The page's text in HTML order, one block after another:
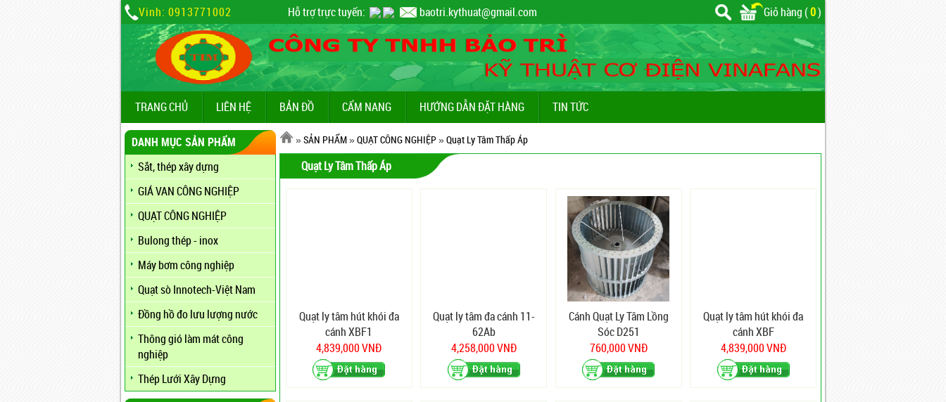
Vinh: 0913771002 Hỗ trợ trực tuyến: baotri.kythuat@gmail.com Giỏ hàng (0)
TRANG CHỦ LIÊN HỆ BẢN ĐỒ CẨM NANG HƯỚNG DẪN ĐẶT HÀNG TIN TỨC
DANH MỤC SẢN PHẨM
Sắt, thép xây dựng
GIÁ VAN CÔNG NGHIỆP
QUẠT CÔNG NGHIỆP
Bulong thép - inox
Máy bơm công nghiệp
Quạt sò Innotech-Việt Nam
Đồng hồ đo lưu lượng nước
Thông gió làm mát công
nghiệp
Thép Lưới Xây Dựng
»SẢN PHẨM»QUẠT CÔNG NGHIỆP»Quạt Ly Tâm Thấp Áp
Quạt Ly Tâm Thấp Áp
Quạt ly tâm hút khói đa
cánh XBF1
4,839,000 VNĐ
Quạt ly tâm đa cánh 11-
62Ab
4,258,000 VNĐ
Cánh Quạt Ly Tâm Lồng
Sóc D251
760,000 VNĐ
Quạt ly tâm hút khói đa
cánh XBF
4,839,000 VNĐ